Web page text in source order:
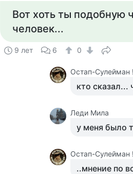
Вот хоть ты подобную
человек...
9 лет 6 0
Остап-Сулейман
кто сказал...
Леди Мила
у меня было
Остап-Сулейман
..мнение по